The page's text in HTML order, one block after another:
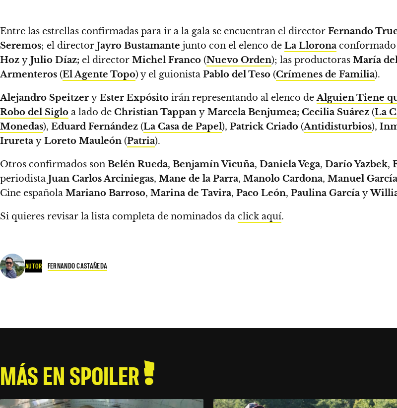
Entre las estrellas confirmadas para ir a la gala se encuentran el director Fernando
Seremos; el director Jayro Bustamante junto con el elenco de La Llorona
Hoz y Julio Díaz; el director Michel Franco (Nuevo Orden); las productoras María
Armenteros (El Agente Topo) y el guionista Pablo del Teso (Crímenes de Familia).
Alejandro Speitzer y Ester Expósito irán representando al elenco deAlguien Tiene
Robo del Siglo a lado de Christian Tappan y Marcela Benjumea; Cecilia Suárez (La
Monedas), Eduard Fernández (La Casa de Papel), Patrick Criado (Antidisturbios),
Irureta y Loreto Mauleón (Patria).
Otros confirmados son Belén Rueda, Benjamín Vicuña, Daniela Vega, Darío Yazbek,
periodista Juan Carlos Arciniegas, Mane de la Parra, Manolo Cardona, Manuel
Cine española Mariano Barroso, Marina de Tavira, Paco León, Paulina García y
Si quieres revisar la lista completa de nominados da click aquí.
AUTOR FERNANDO CASTAÑEDA
MÁS EN SPOILER